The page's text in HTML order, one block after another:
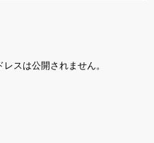
スは公開されません。